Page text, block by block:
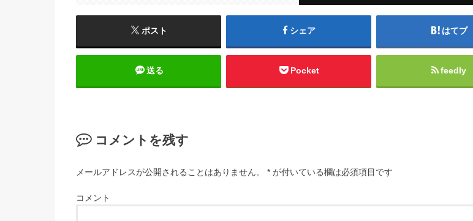
ポスト シェア はてブ
送る Pocket feedly
コメントを残す
メールアドレスが公開されることはありません。 * が付いている欄は必須項目です
コメント